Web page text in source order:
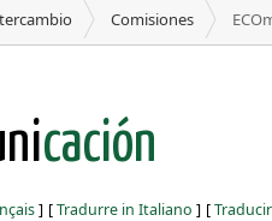
Comisiones
cación
] [Tradurre in Italiano ] [